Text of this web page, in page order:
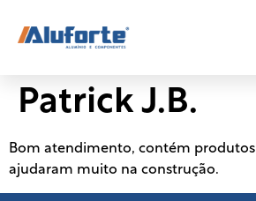
Patrick J.B.
Bom atendimento, contém
ajudaram muito na construção.